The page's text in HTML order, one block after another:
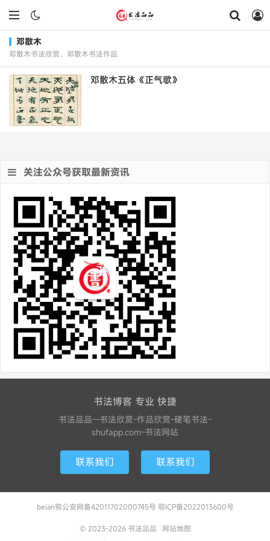
邓散木
邓散木书法欣赏、邓散木书法作品
邓散木五体《正气歌》
关注公众号获取最新资讯
书法博客 专业 快捷
书法品品--书法欣赏-作品欣赏-硬笔书法-
shufapp.com-书法网站
联系我们 联系我们
beian鄂公安网备42011702000745号 鄂ICP备2022013600号
© 2023-2026书法品品
网站地图